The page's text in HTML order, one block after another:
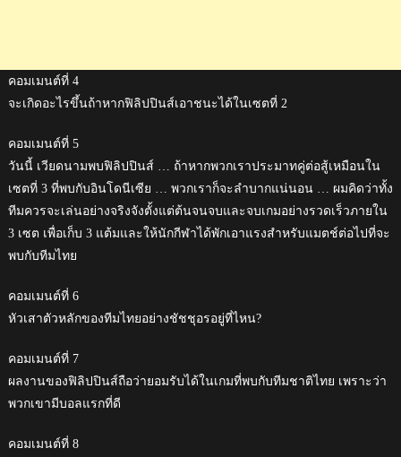
คอมเมนต์ที่ 4
จะเกิดอะไรขึ้นถ้าหากฟิลิปปินส์เอาชนะได้ในเซตที่ 2
คอมเมนต์ที่ 5
วันนี้ เวียดนามพบฟิลิปปินส์ … ถ้าหากพวกเราประมาทคู่ต่อสู้เหมือนใน
เซตที่ 3 ที่พบกับอินโดนีเซีย … พวกเราก็จะลำบากแน่นอน … ผมคิดว่าทั้ง
ทีมควรจะเล่นอย่างจริงจังตั้งแต่ต้นจนจบและจบเกมอย่างรวดเร็วภายใน
3 เซต เพื่อเก็บ 3 แต้มและให้นักกีฬาได้พักเอาแรงสำหรับแมตช์ต่อไปที่จะ
พบกับทีมไทย
คอมเมนต์ที่ 6
หัวเสาตัวหลักของทีมไทยอย่างชัชชุอรอยู่ที่ไหน?
คอมเมนต์ที่ 7
ผลงานของฟิลิปปินส์ถือว่ายอมรับได้ในเกมที่พบกับทีมชาติไทย เพราะว่า
พวกเขามีบอลแรกที่ดี
คอมเมนต์ที่ 8